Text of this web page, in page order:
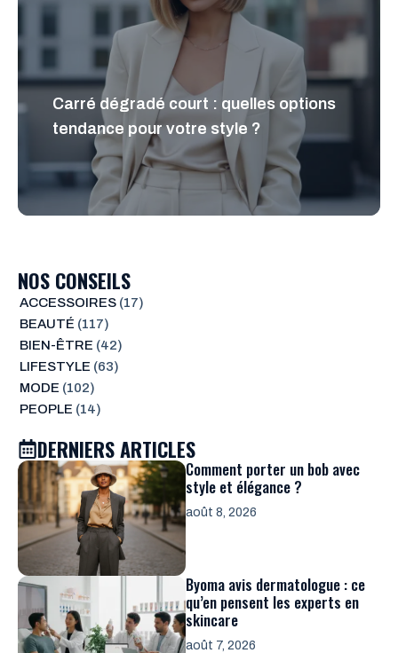
Carré dégradé court : quelles options
tendance pour votre style ?
NOS CONSEILS
ACCESSOIRES(17)
BEAUTÉ (117)
BIEN-ÊTRE (42)
LIFESTYLE (63)
MODE (102)
PEOPLE (14)
DERNIERS ARTICLES
Comment porter un bob avec
style et élégance ?
août 8, 2026
Byoma avis dermatologue : ce
qu’en pensent les experts en
skincare
août 7, 2026